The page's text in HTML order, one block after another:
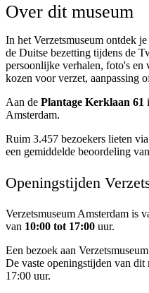
Over dit museum
In het Verzetsmuseum ontdek
de Duitse bezetting tijdens de
persoonlijke verhalen, foto's en
kozen voor verzet, aanpassing
Aan de Plantage Kerklaan 61
Amsterdam.
Ruim 3.457 bezoekers lieten via
een gemiddelde beoordeling
Openingstijden
Verzetsmuseum Amsterdam is
van 10:00 tot 17:00 uur.
Een bezoek aan
De vaste openingstijden van
17:00 uur.